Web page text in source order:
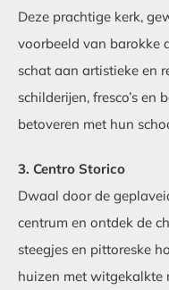
Deze prachtige kerk,
voorbeeld van barokke
schat aan artistieke en
schilderijen, fresco’s
betoveren met hun
3. Centro Storico
Dwaal door de
centrum en ontdek de
steegjes en pittoreske
huizen met witgekalkte